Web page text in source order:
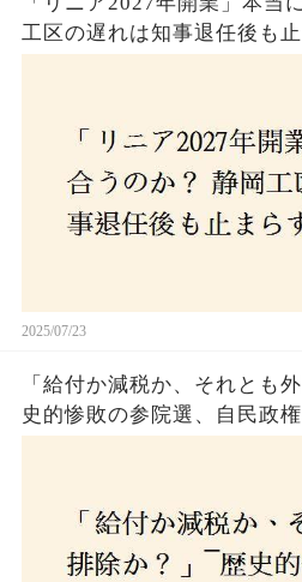
工区の遅れは知事退任後も
2025/07/23
「給付か減税か、それとも
史的惨敗の参院選、自民政